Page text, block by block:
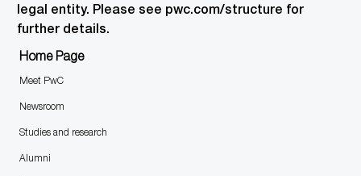
legal entity. Please see pwc.com/structure for
further details.
Home Page
Meet PwC
Newsroom
Studies and research
Alumni